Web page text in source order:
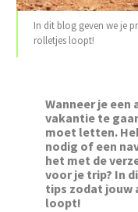
In dit blog geven we je
rolletjes loopt!
Wanneer je
vakantie te
moet letten.
nodig of een
het met de
voor je trip? In
tips zodat
loopt!